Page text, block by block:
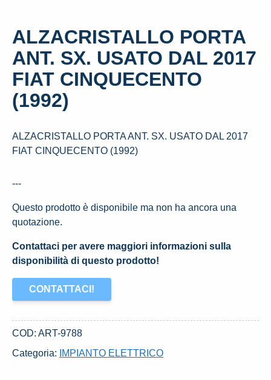
ALZACRISTALLO PORTA
ANT. SX. USATO DAL 2017
FIAT CINQUECENTO
(1992)
ALZACRISTALLO PORTA ANT. SX. USATO DAL 2017
FIAT CINQUECENTO (1992)
---
Questo prodotto è disponibile ma non ha ancora una
quotazione.
Contattaci per avere maggiori informazioni sulla
disponibilità di questo prodotto!
CONTATTACI!
COD: ART-9788
Categoria:
IMPIANTO ELETTRICO